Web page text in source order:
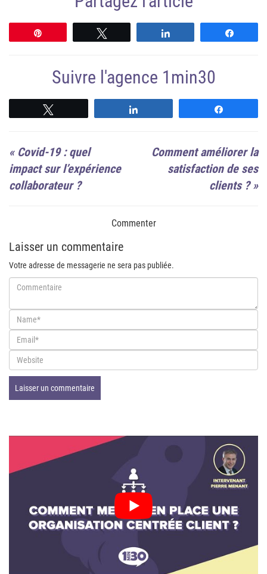
Suivre l'agence 1min30
« Covid-19 : quel
impact sur l’expérience
collaborateur ?
Comment améliorer la
satisfaction de ses
clients ?»
Commenter
Laisser un commentaire
Votre adresse de messagerie ne sera pas publiée.